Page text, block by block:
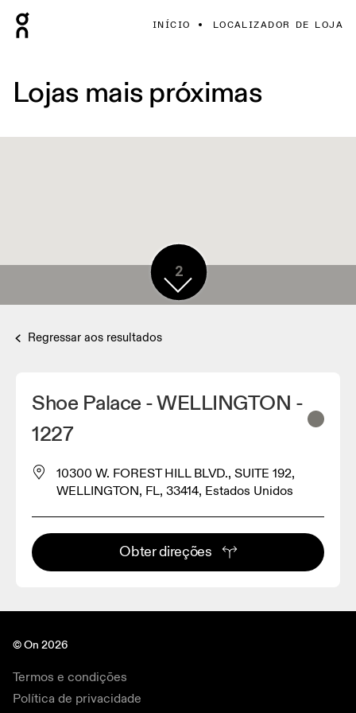
INÍCIO LOCALIZADOR DE LOJA
Lojas mais próximas
2
Regressar aos resultados
Shoe Palace - WELLINGTON -
1227
10300 W. FOREST HILL BLVD., SUITE 192,
WELLINGTON, FL, 33414, Estados Unidos
Obter direções
© On 2026
Termos e condições
Política de privacidade